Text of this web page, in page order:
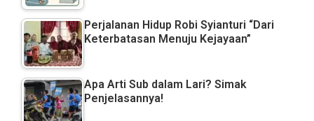
Perjalanan Hidup Robi Syianturi “Dari
Keterbatasan Menuju Kejayaan”
Apa Arti Sub dalam Lari? Simak
Penjelasannya!